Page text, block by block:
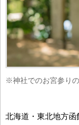
※神社でのお宮参り
北海道・東北地方